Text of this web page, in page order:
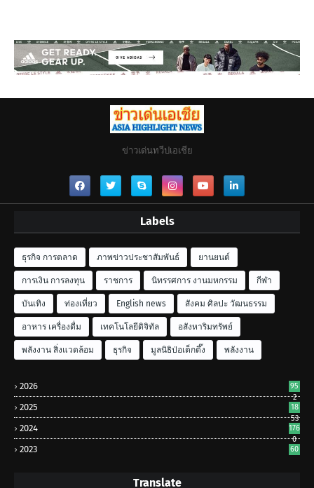
ข่าวเด่นทวีปเอเชีย
Labels
ธุรกิจ การตลาด ภาพข่าวประชาสัมพันธ์ ยานยนต์
การเงิน การลงทุน ราชการ นิทรรศการ งานมหกรรม กีฬา
บันเทิง ท่องเที่ยว English news สังคม ศิลปะ วัฒนธรรม
อาหาร เครื่องดื่ม เทคโนโลยีดิจิทัล อสังหาริมทรัพย์
พลังงาน สิ่งแวดล้อม ธุรกิจ มูลนิธิป่อเต็กตึ๊ง พลังงาน
2026
95
2
2025
18
53
2024
176
0
2023 60
Translate